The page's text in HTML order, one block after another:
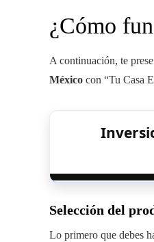
¿Cómo
A continuación, te
México con “Tu Casa
Selección del
Lo primero que debes